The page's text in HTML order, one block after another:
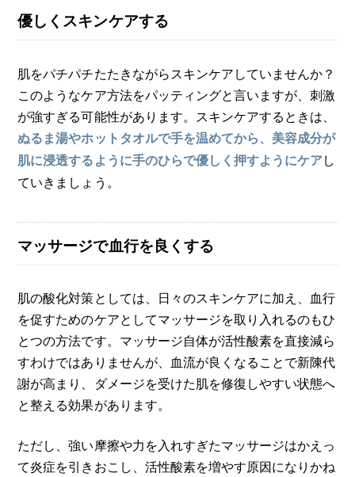
優しくスキンケアする
肌をパチパチたたきながらスキンケアしていませんか？
このようなケア方法をパッティングと言いますが、刺激
が強すぎる可能性があります。スキンケアするときは、
ぬるま湯やホットタオルで手を温めてから、美容成分が
肌に浸透するように手のひらで優しく押すようにケアし
ていきましょう。
マッサージで血行を良くする
肌の酸化対策としては、日々のスキンケアに加え、血行
を促すためのケアとしてマッサージを取り入れるのもひ
とつの方法です。マッサージ自体が活性酸素を直接減ら
すわけではありませんが、血流が良くなることで新陳代
謝が高まり、ダメージを受けた肌を修復しやすい状態へ
と整える効果があります。
ただし、強い摩擦や力を入れすぎたマッサージはかえっ
て炎症を引きおこし、活性酸素を増やす原因になりかね